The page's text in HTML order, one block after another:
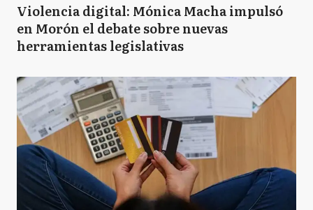
Violencia digital: Mónica Macha impulsó
en Morón el debate sobre nuevas
herramientas legislativas